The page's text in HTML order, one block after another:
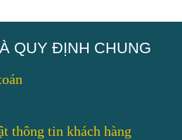
QUY ĐỊNH CHUNG
thông tin khách hàng